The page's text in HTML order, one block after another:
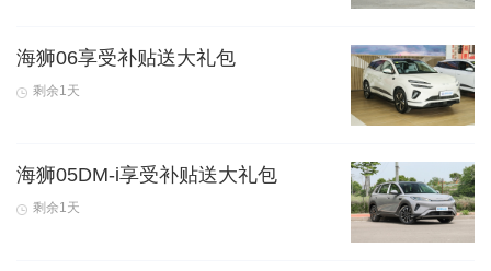
海狮06享受补贴送大礼包
剩余1天
海狮05DM-i享受补贴送大礼包
剩余1天